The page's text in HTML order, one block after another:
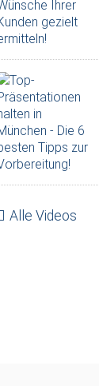
Alle Videos